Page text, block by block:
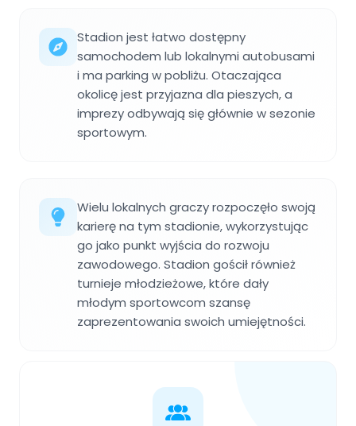
Stadion jest łatwo dostępny
samochodem lub lokalnymi autobusami
i ma parking w pobliżu. Otaczająca
okolicę jest przyjazna dla pieszych, a
imprezy odbywają się głównie w sezonie
sportowym.
Wielu lokalnych graczy rozpoczęło swoją
karierę na tym stadionie, wykorzystując
go jako punkt wyjścia do rozwoju
zawodowego. Stadion gościł również
turnieje młodzieżowe, które dały
młodym sportowcom szansę
zaprezentowania swoich umiejętności.